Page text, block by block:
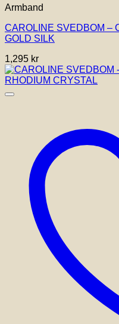
Armband
CAROLINE SVEDBOM –
GOLD SILK
1,295 kr